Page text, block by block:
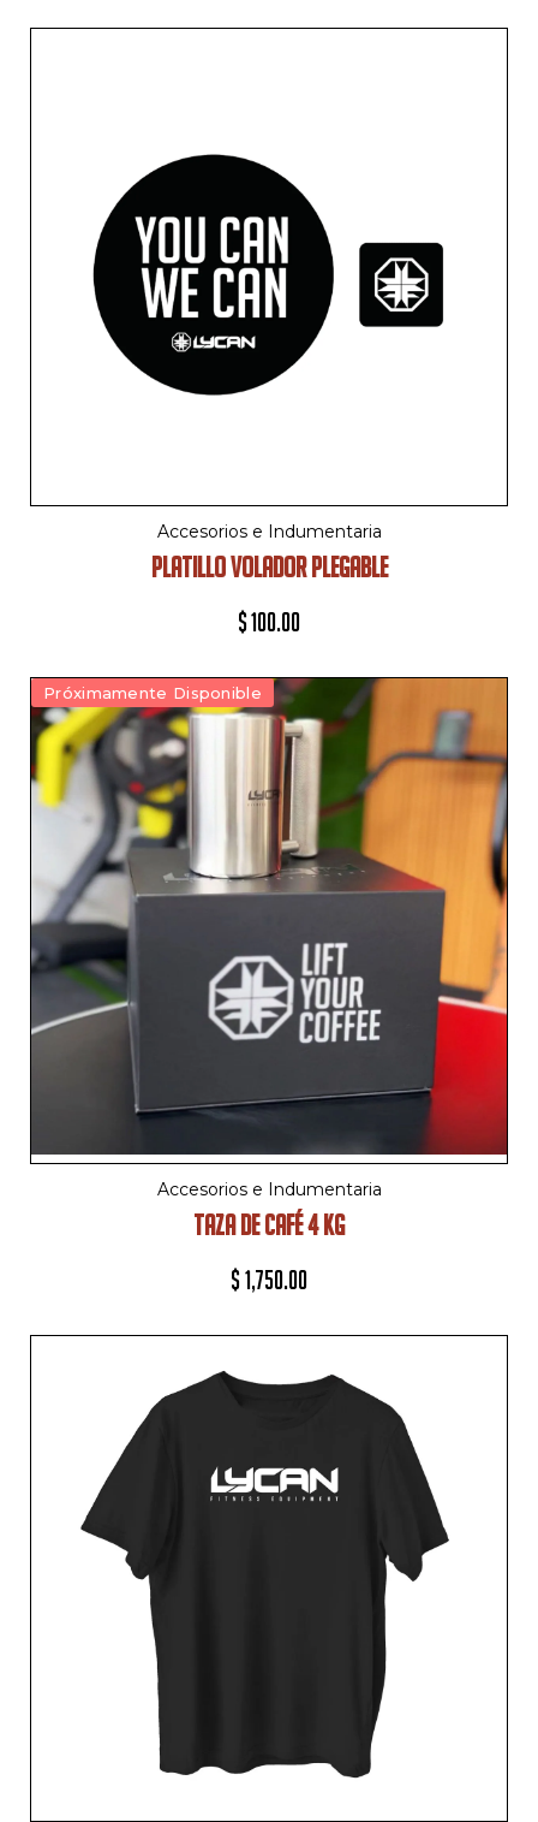
Accesorios e Indumentaria
PLATILLO VOLADOR PLEGABLE
$100.00
Próximamente Disponible
Accesorios e Indumentaria
TAZA DE CAFÉ 4 KG
$1,750.00